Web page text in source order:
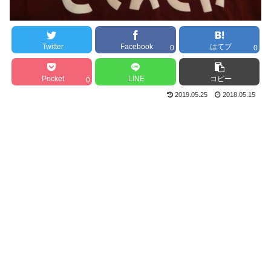
Twitter Facebook 0 はてブ 0
Pocket 0 LINE コピー
2019.05.25 2018.05.15